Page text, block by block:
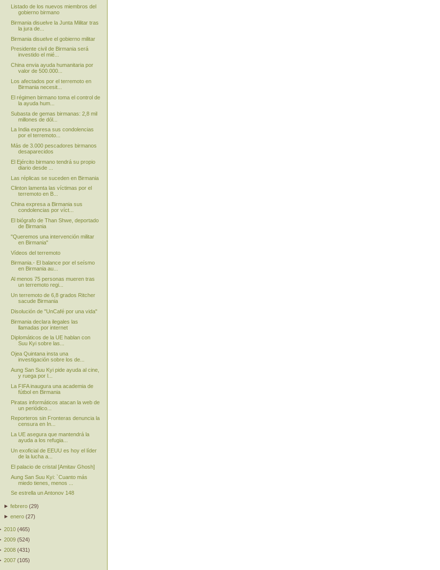
Listado de los nuevos miembros del
gobierno birmano
Birmania disuelve la Junta Militar tras
la jura de...
Birmania disuelve el gobierno militar
Presidente civil de Birmania será
investido el mié...
China envia ayuda humanitaria por
valor de 500.000...
Los afectados por el terremoto en
Birmania necesit...
El régimen birmano toma el control de
la ayuda hum...
Subasta de gemas birmanas: 2,8 mil
millones de dól...
La India expresa sus condolencias
por el terremoto...
Más de 3.000 pescadores birmanos
desaparecidos
El Ejército birmano tendrá su propio
diario desde ...
Las réplicas se suceden en Birmania
Clinton lamenta las víctimas por el
terremoto en B...
China expresa a Birmania sus
condolencias por víct...
El biógrafo de Than Shwe, deportado
de Birmania
"Queremos una intervención militar
en Birmania"
Vídeos del terremoto
Birmania.- El balance por el seísmo
en Birmania au...
Al menos 75 personas mueren tras
un terremoto regi...
Un terremoto de 6,8 grados Ritcher
sacude Birmania
Disolución de "UnCafé por una vida"
Birmania declara ilegales las
llamadas por internet
Diplomáticos de la UE hablan con
Suu Kyi sobre las...
Ojea Quintana insta una
investigación sobre los de...
Aung San Suu Kyi pide ayuda al cine,
y ruega por l...
La FIFA inaugura una academia de
fútbol en Birmania
Piratas informáticos atacan la web de
un periódico...
Reporteros sin Fronteras denuncia la
censura en In...
La UE asegura que mantendrá la
ayuda a los refugia...
Un exoficial de EEUU es hoy el líder
de la lucha a...
El palacio de cristal [Amitav Ghosh]
Aung San Suu Kyi: `Cuanto más
miedo tienes, menos ...
Se estrella un Antonov 148
►febrero (29)
►enero (27)
2010 (465)
2009 (524)
2008 (431)
2007 (105)